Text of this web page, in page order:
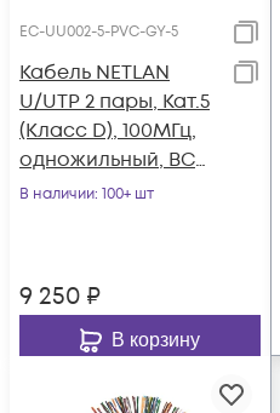
EC-UU002-5-PVC-GY-5
Кабель NETLAN
U/UTP 2 пары, Кат.5
(Класс D), 100МГц,
одножильный, BC
(чистая медь),
В наличии: 100+ шт
9 250 ₽
В корзину